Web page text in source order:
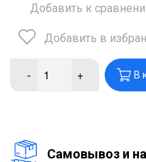
Добавить к
Добавить в
- + В
Cамовывоз и